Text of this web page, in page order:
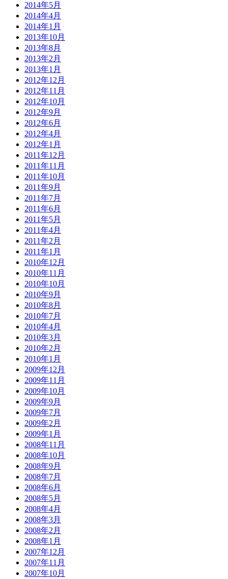
2014年5月
2014年4月
2014年1月
2013年10月
2013年8月
2013年2月
2013年1月
2012年12月
2012年11月
2012年10月
2012年9月
2012年6月
2012年4月
2012年1月
2011年12月
2011年11月
2011年10月
2011年9月
2011年7月
2011年6月
2011年5月
2011年4月
2011年2月
2011年1月
2010年12月
2010年11月
2010年10月
2010年9月
2010年8月
2010年7月
2010年4月
2010年3月
2010年2月
2010年1月
2009年12月
2009年11月
2009年10月
2009年9月
2009年7月
2009年2月
2009年1月
2008年11月
2008年10月
2008年9月
2008年7月
2008年6月
2008年5月
2008年4月
2008年3月
2008年2月
2008年1月
2007年12月
2007年11月
2007年10月